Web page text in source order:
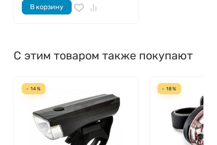
В корзину
С этим товаром также покупают
- 14% - 18%